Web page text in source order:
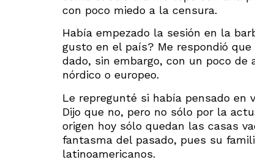
con poco miedo a la censura.
Había empezado la sesión en la
gusto en el país? Me respondió
dado, sin embargo, con un poco de
nórdico o europeo.
Le repregunté si había pensado en
Dijo que no, pero no sólo por la
origen hoy sólo quedan las casas
fantasma del pasado, pues su
latinoamericanos.